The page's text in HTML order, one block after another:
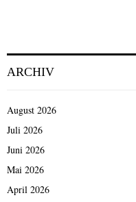
ARCHIV
August 2026
Juli 2026
Juni 2026
Mai 2026
April 2026